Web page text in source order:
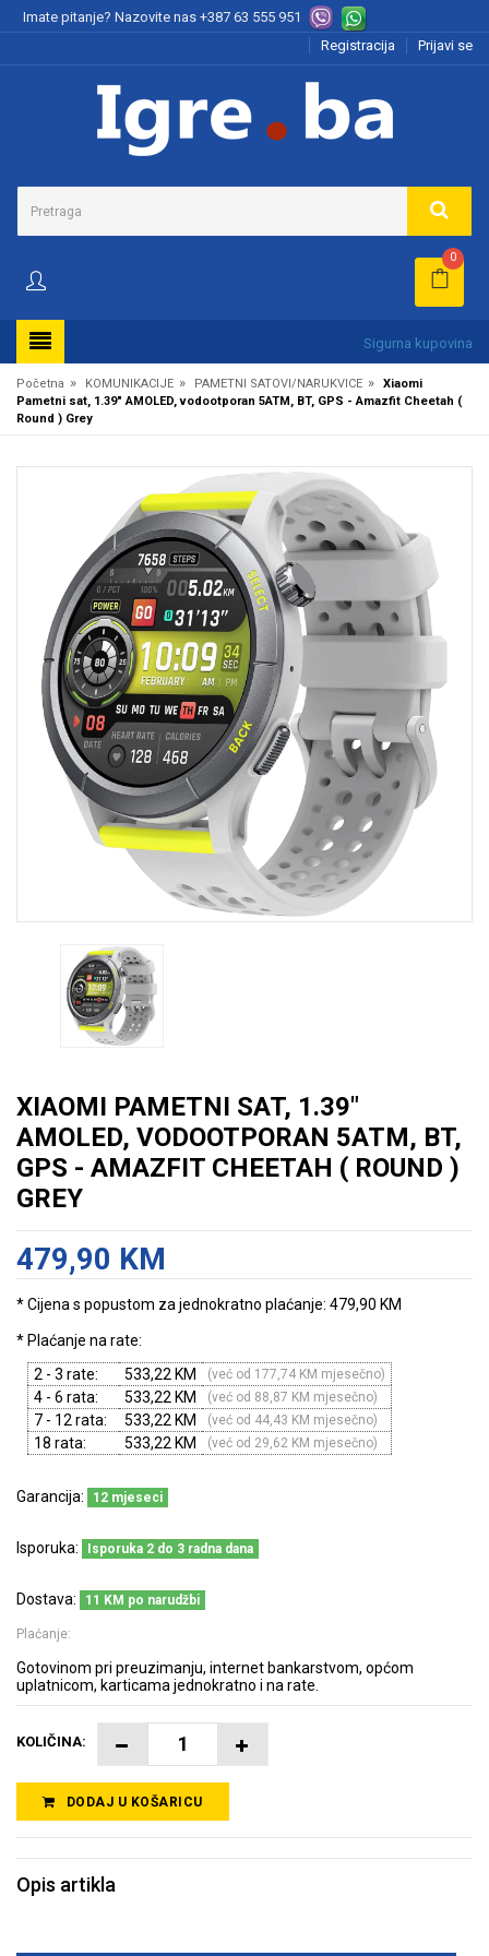
Imate pitanje? Nazovite nas +387 63 555 951
Registracija
Prijavi se
0
Sigurna kupovina
Početna » KOMUNIKACIJE » PAMETNI SATOVI/NARUKVICE »
Xiaomi
Pametni sat, 1.39" AMOLED, vodootporan 5ATM, BT, GPS - Amazfit Cheetah (
Round ) Grey
XIAOMI PAMETNI SAT, 1.39"
AMOLED, VODOOTPORAN 5ATM, BT,
GPS - AMAZFIT CHEETAH ( ROUND )
GREY
479,90 KM
* Cijena s popustom za jednokratno plaćanje: 479,90 KM
* Plaćanje na rate:
2 - 3 rate:
533,22 KM (već od 177,74 KM mjesečno)
4 - 6 rata: 533,22 KM (već od 88,87 KM mjesečno)
7 - 12 rata: 533,22 KM (već od 44,43 KM mjesečno)
18 rata: 533,22 KM (već od 29,62 KM mjesečno)
Garancija: 12 mjeseci
Isporuka: Isporuka 2 do 3 radna dana
Dostava: 11 KM po narudžbi
Plaćanje:
Gotovinom pri preuzimanju, internet bankarstvom, općom
uplatnicom, karticama jednokratno i na rate.
KOLIČINA:
DODAJ U KOŠARICU
Opis artikla